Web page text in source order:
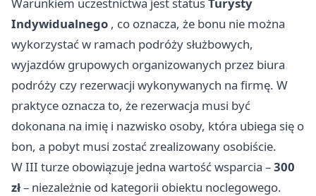
Indywidualnego , co oznacza, że bonu nie można
wykorzystać w ramach podróży służbowych,
wyjazdów grupowych organizowanych przez biura
podróży czy rezerwacji wykonywanych na firmę. W
praktyce oznacza to, że rezerwacja musi być
dokonana na imię i nazwisko osoby, która ubiega się o
bon, a pobyt musi zostać zrealizowany osobiście.
W III turze obowiązuje jedna wartość wsparcia –300
zł– niezależnie od kategorii obiektu noclegowego.